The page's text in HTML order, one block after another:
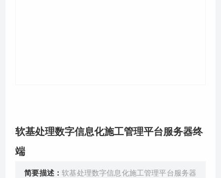
软基处理数字信息化施工管理平台服务器终
端
简要描述：软基处理数字信息化施工管理平台服务器